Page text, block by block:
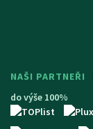
NAŠI PARTNEŘI
do výše 100%